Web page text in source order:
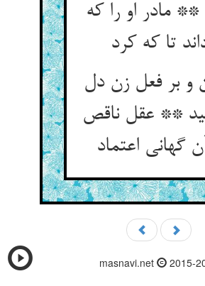
مادر او را که
تا که کرد
و بر فعل زن دل
** عقل ناقص
گهانی اعتماد
masnavi.net 2015-